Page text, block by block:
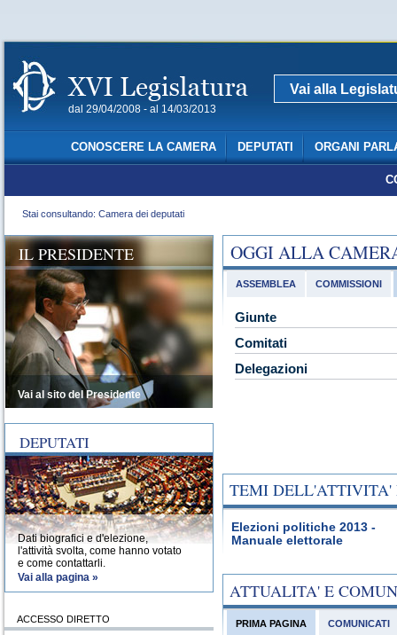
dal 29/04/2008 - al 14/03/2013
Vai alla
CONOSCERE LA CAMERA DEPUTATI ORGANI
Stai consultando: Camera dei deputati
OGGI ALLA
ASSEMBLEA COMMISSIONI
Giunte
Comitati
Delegazioni
TEMI DELL'ATTIVITA'
Elezioni politiche 2013 -
Manuale elettorale
ATTUALITA' E
PRIMA PAGINA COMUNICATI
IL PRESIDENTE
Vai al sito del Presidente
DEPUTATI
Dati biografici e d'elezione,
l'attività svolta, come hanno votato
e come contattarli.
Vai alla pagina »
ACCESSO DIRETTO